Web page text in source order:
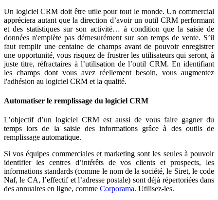
Un logiciel CRM doit être utile pour tout le monde. Un commercial
appréciera autant que la direction d’avoir un outil CRM performant
et des statistiques sur son activité… à condition que la saisie de
données n'empiète pas démesurément sur son temps de vente. S’il
faut remplir une centaine de champs avant de pouvoir enregistrer
une opportunité, vous risquez de frustrer les utilisateurs qui seront, à
juste titre, réfractaires à l’utilisation de l’outil CRM. En identifiant
les champs dont vous avez réellement besoin, vous augmentez
l'adhésion au logiciel CRM et la qualité.
Automatiser le remplissage du logiciel CRM
L’objectif d’un logiciel CRM est aussi de vous faire gagner du
temps lors de la saisie des informations grâce à des outils de
remplissage automatique.
Si vos équipes commerciales et marketing sont les seules à pouvoir
identifier les centres d’intérêts de vos clients et prospects, les
informations standards (comme le nom de la société, le Siret, le code
Naf, le CA, l’effectif et l’adresse postale) sont déjà répertoriées dans
des annuaires en ligne, comme Corporama. Utilisez-les.